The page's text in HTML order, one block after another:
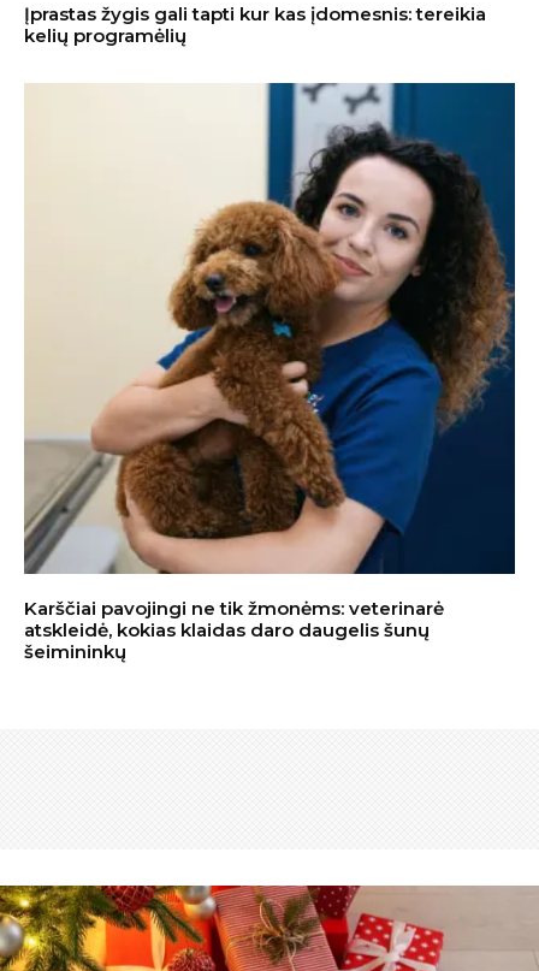
Įprastas žygis gali tapti kur kas įdomesnis: tereikia
kelių programėlių
Karščiai pavojingi ne tik žmonėms: veterinarė
atskleidė, kokias klaidas daro daugelis šunų
šeimininkų